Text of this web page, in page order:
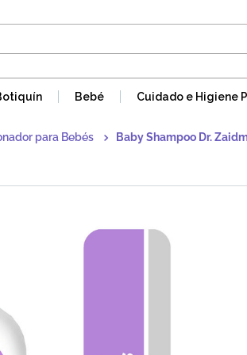
Bebé Cuidado e Higiene
para Bebés Baby Shampoo Dr.